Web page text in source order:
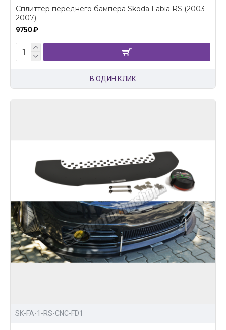
Сплиттер переднего бампера Skoda Fabia RS (2003-
2007)
9750 ₽
В ОДИН КЛИК
SK-FA-1-RS-CNC-FD1